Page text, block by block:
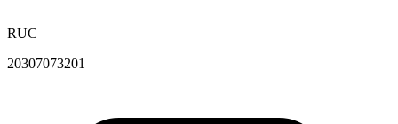
RUC
20307073201